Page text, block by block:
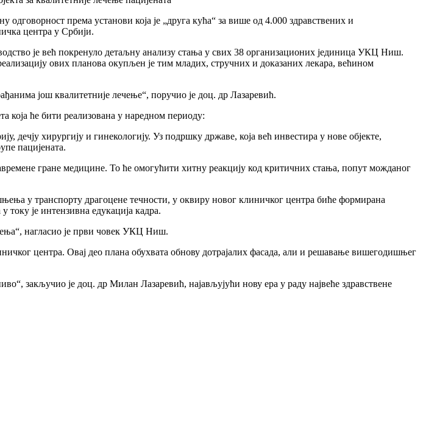
према установи која је „друга кућа“ за више од 4.000 здравствених и
центра у Србији.
је већ покренуло детаљну анализу стања у свих 38 организационих јединица УКЦ Ниш.
ових планова окупљен је тим младих, стручних и доказаних лекара, већином
још квалитетније лечење“, поручио је доц. др Лазаревић.
која ће бити реализована у наредном периоду:
дечју хирургију и гинекологију. Уз подршку државе, која већ инвестира у нове објекте,
пацијената.
гране медицине. То ће омогућити хитну реакцију код критичних стања, попут можданог
у транспорту драгоцене течности, у оквиру новог клиничког центра биће формирана
је интензивна едукација кадра.
нагласио је први човек УКЦ Ниш.
центра. Овај део плана обухвата обнову дотрајалих фасада, али и решавање вишегодишњег
закључио је доц. др Милан Лазаревић, најављујући нову ера у раду највеће здравствене